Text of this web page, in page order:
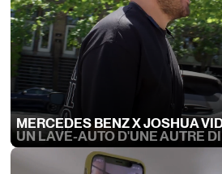
MERCEDES BENZ X JOSHUA
UN LAVE-AUTO D'UNE AUTRE